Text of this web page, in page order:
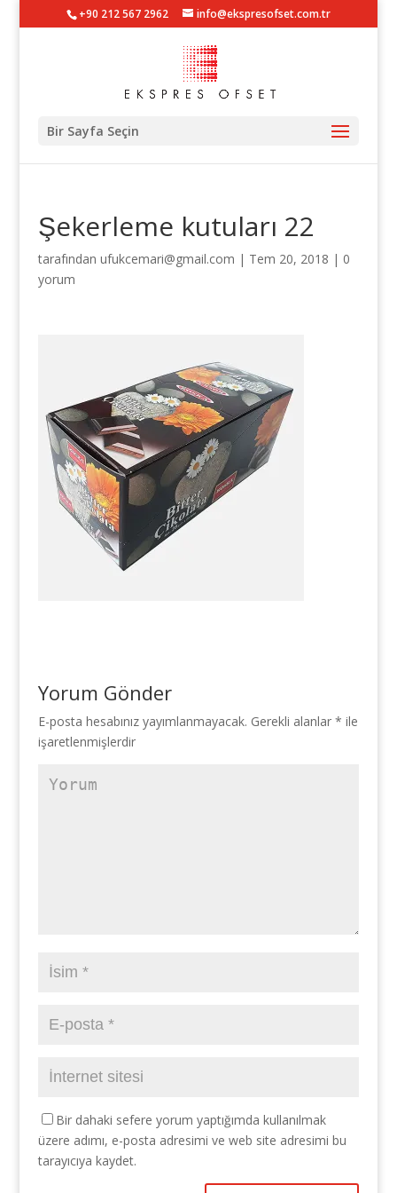
+90 212 567 2962 info@ekspresofset.com.tr
Bir Sayfa Seçin
Şekerleme kutuları 22
tarafından ufukcemari@gmail.com | Tem 20, 2018 | 0
yorum
Yorum Gönder
E-posta hesabınız yayımlanmayacak. Gerekli alanlar * ile
işaretlenmişlerdir
Bir dahaki sefere yorum yaptığımda kullanılmak
üzere adımı, e-posta adresimi ve web site adresimi bu
tarayıcıya kaydet.